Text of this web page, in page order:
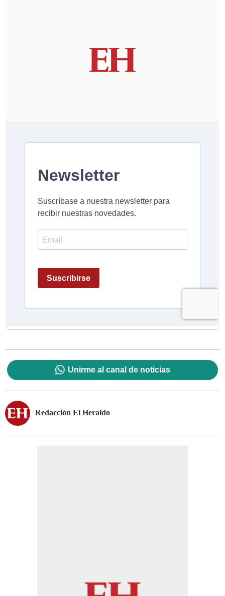
Unirme al canal de noticias
Redacción El Heraldo